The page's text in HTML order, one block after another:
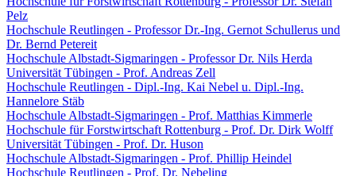
Pelz
Hochschule Reutlingen - Professor Dr.-Ing. Gernot Schullerus und
Dr. Bernd Petereit
Hochschule Albstadt-Sigmaringen - Professor Dr. Nils Herda
Universität Tübingen - Prof. Andreas Zell
Hochschule Reutlingen - Dipl.-Ing. Kai Nebel u. Dipl.-Ing.
Hannelore Stäb
Hochschule Albstadt-Sigmaringen - Prof. Matthias Kimmerle
Hochschule für Forstwirtschaft Rottenburg - Prof. Dr. Dirk Wolff
Universität Tübingen - Prof. Dr. Huson
Hochschule Albstadt-Sigmaringen - Prof. Phillip Heindel
Hochschule Reutlingen - Prof. Dr. Nebeling